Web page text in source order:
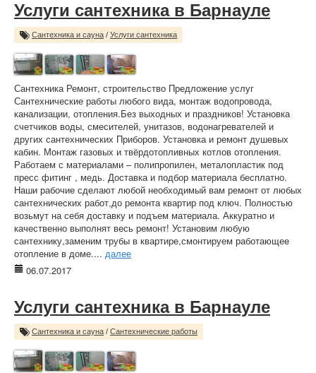
Услуги сантехника в Барнауле
Сантехника и сауна / Услуги сантехника
Сантехника Ремонт, строительство Предложение услуг
Сантехнические работы любого вида, монтаж водопровода,
канализации, отопления.Без выходных и праздников! Установка
счетчиков воды, смесителей, унитазов, водонагревателей и
других сантехнических Приборов. Установка и ремонт душевых
кабин. Монтаж газовых и твёрдотопливных котлов отопления.
Работаем с материалами – полипропилен, металопластик под
пресс фитинг , медь. Доставка и подбор материала бесплатно.
Наши рабочие сделают любой необходимый вам ремонт от любых
сантехнических работ,до ремонта квартир под ключ. Полностью
возьмут на себя доставку и подъем материала. Аккуратно и
качественно выполнят весь ремонт! Установим любую
сантехнику,заменим трубы в квартире,смонтируем работающее
отопление в доме.... далее
06.07.2017
Услуги сантехника в Барнауле
Сантехника и сауна / Сантехнические работы